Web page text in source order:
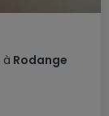
à Rodange